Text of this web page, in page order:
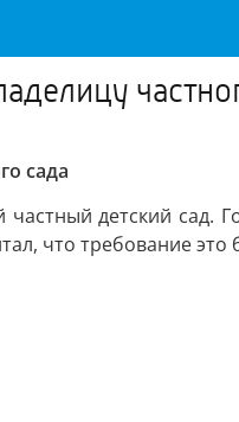
сада
детский сад.
что требование